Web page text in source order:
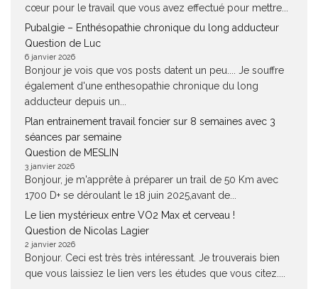
cœur pour le travail que vous avez effectué pour mettre...
Pubalgie – Enthésopathie chronique du long adducteur
Question de Luc
6 janvier 2026
Bonjour je vois que vos posts datent un peu.... Je souffre
également d'une enthesopathie chronique du long
adducteur depuis un...
Plan entrainement travail foncier sur 8 semaines avec 3
séances par semaine
Question de MESLIN
3 janvier 2026
Bonjour, je m'apprête à préparer un trail de 50 Km avec
1700 D+ se déroulant le 18 juin 2025,avant de...
Le lien mystérieux entre VO2 Max et cerveau !
Question de Nicolas Lagier
2 janvier 2026
Bonjour. Ceci est très très intéressant. Je trouverais bien
que vous laissiez le lien vers les études que vous citez....